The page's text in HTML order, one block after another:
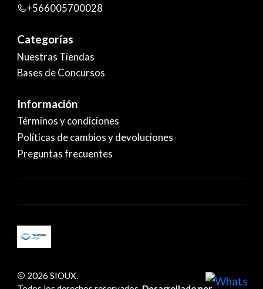
+566005700028
Categorías
Nuestras Tiendas
Bases de Concursos
Información
Términos y condiciones
Políticas de cambios y devoluciones
Preguntas frecuentes
2026 SIOUX.